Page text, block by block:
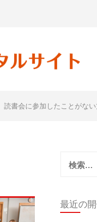
読書会に参加したことがな
索:
最近の